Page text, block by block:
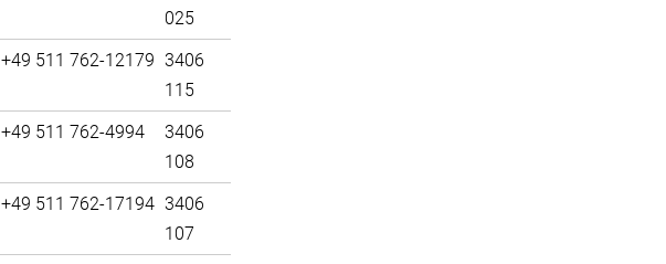
025
+49 511 762-12179 3406
115
+49 511 762-4994
3406
108
+49 511 762-17194 3406
107